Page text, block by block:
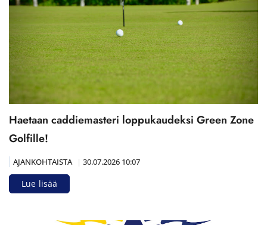
Haetaan caddiemasteri loppukaudeksi Green Zone
Golfille!
AJANKOHTAISTA | 30.07.2026 10:07
Lue lisää